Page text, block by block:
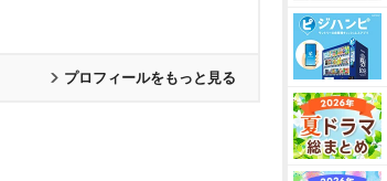
プロフィールをもっと見る